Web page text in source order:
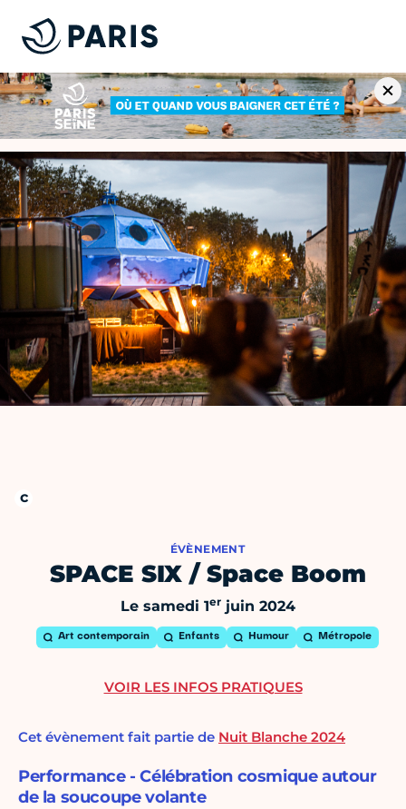
ÉVÈNEMENT
SPACE SIX / Space Boom
Le samedi 1erjuin 2024
Art contemporain Enfants Humour Métropole
Cet évènement fait partie de Nuit Blanche 2024
Performance - Célébration cosmique autour
de la soucoupe volante
VOIR LES INFOS PRATIQUES